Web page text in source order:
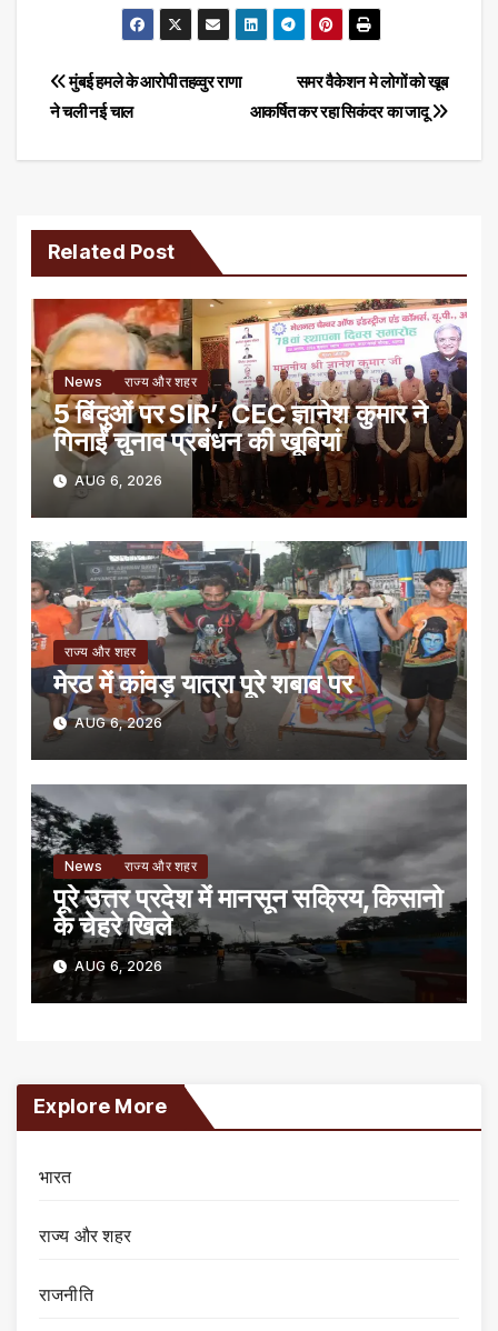
Post
navigation
समर वैकेशन मे लोगों को खूब
आकर्षित कर रहा सिकंदर का जादू
मुंबई हमले के आरोपी तहव्वुर राणा
ने चली नई चाल
Related Post
News राज्य और शहर
5 बिंदुओं पर SIR’, CEC ज्ञानेश कुमार ने
गिनाईं चुनाव प्रबंधन की खूबियां
AUG 6, 2026
राज्य और शहर
मेरठ में कांवड़ यात्रा पूरे शबाब पर
AUG 6, 2026
News राज्य और शहर
पूरे उत्तर प्रदेश में मानसून सक्रिय,किसानो
के चेहरे खिले
AUG 6, 2026
Explore More
भारत
राज्य और शहर
राजनीति